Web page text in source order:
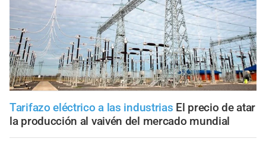
Tarifazo eléctrico a las industrias El precio de atar
la producción al vaivén del mercado mundial